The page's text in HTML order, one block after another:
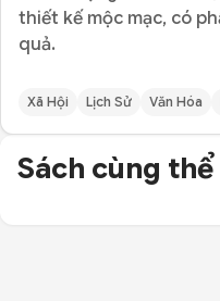
thiết kế mộc mạc, có
quả.
Xã Hội Lịch Sử Văn Hóa
Sách cùng